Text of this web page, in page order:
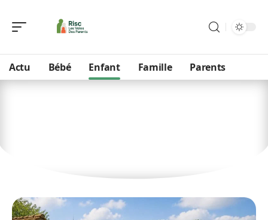
Actu Bébé Enfant Famille Parents